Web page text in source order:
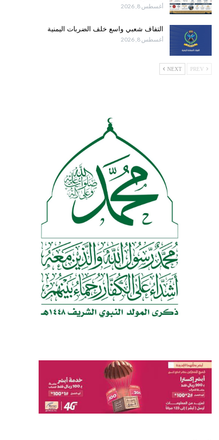
أغسطس 8, 2026
التفاف شعبي واسع خلف الضربات اليمنية
أغسطس 8, 2026
NEXT